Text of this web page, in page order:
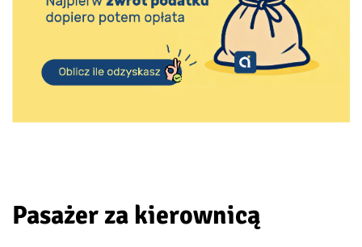
Pasażer za kierownicą